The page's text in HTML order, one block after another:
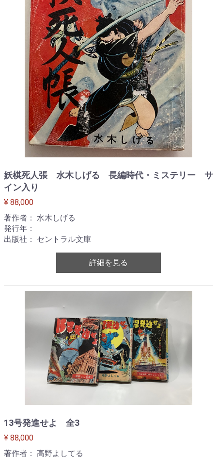
妖棋死人張 水木しげる 長編時代・ミステリー サ
イン入り
¥ 88,000
著作者： 水木しげる
発行年：
出版社： セントラル文庫
詳細を見る
13号発進せよ 全3
¥ 88,000
著作者： 高野よしてる